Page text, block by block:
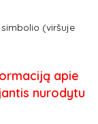
(viršuje
apie
nurodytu